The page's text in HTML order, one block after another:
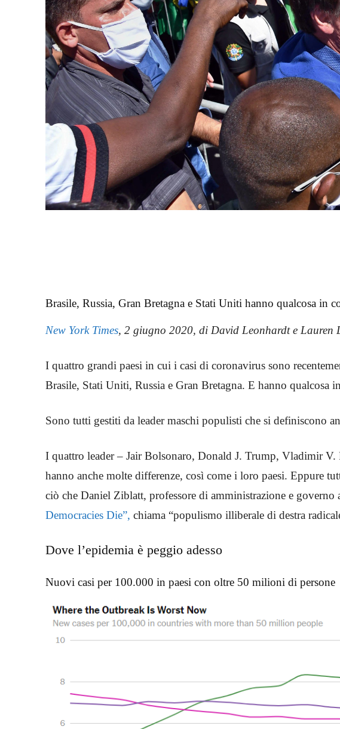
Brasile, Russia, Gran Bretagna e Stati Uniti hanno qualcosa in
New York Times, 2 giugno 2020, di David Leonhardt e Lauren
I quattro grandi paesi in cui i casi di coronavirus sono
Brasile, Stati Uniti, Russia e Gran Bretagna. E hanno qualcosa
Sono tutti gestiti da leader maschi populisti che si definiscono
I quattro leader – Jair Bolsonaro, Donald J. Trump, Vladimir V.
hanno anche molte differenze, così come i loro paesi. Eppure
ciò che Daniel Ziblatt, professore di amministrazione e governo
Democracies Die”, chiama “populismo illiberale di destra
Dove l’epidemia è peggio adesso
Nuovi casi per 100.000 in paesi con oltre 50 milioni di persone